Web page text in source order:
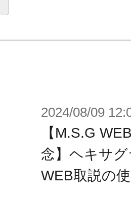
2024/08/09
【M.S.G
念】ヘキサ
WEB取説の